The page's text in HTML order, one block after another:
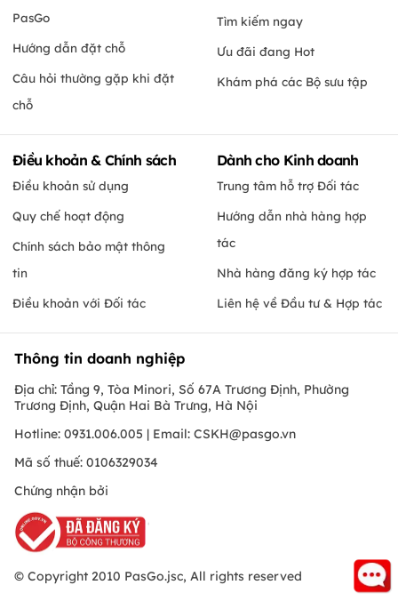
PasGo
Hướng dẫn đặt chỗ
Câu hỏi thường gặp khi đặt
chỗ
Tìm kiếm ngay
Ưu đãi đang Hot
Khám phá các Bộ sưu tập
Điều khoản & Chính sách
Điều khoản sử dụng
Quy chế hoạt động
Chính sách bảo mật thông
tin
Điều khoản với Đối tác
Dành cho Kinh doanh
Trung tâm hỗ trợ Đối tác
Hướng dẫn nhà hàng hợp
tác
Nhà hàng đăng ký hợp tác
Liên hệ về Đầu tư & Hợp tác
Thông tin doanh nghiệp
Địa chỉ: Tầng 9, Tòa Minori, Số 67A Trương Định, Phường
Trương Định, Quận Hai Bà Trưng, Hà Nội
Hotline: 0931.006.005 | Email: CSKH@pasgo.vn
Mã số thuế: 0106329034
Chứng nhận bởi
© Copyright 2010 PasGo.jsc, All rights reserved